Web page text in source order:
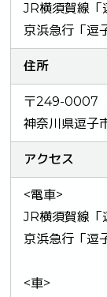
JR横須賀線「
京浜急行「逗
住所
〒249-0007
神奈川県逗子
アクセス
<電車>
JR横須賀線「
京浜急行「逗
<車>